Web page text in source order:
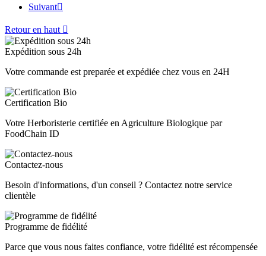
Suivant
Retour en haut 
Expédition sous 24h
Votre commande est preparée et expédiée chez vous en 24H
Certification Bio
Votre Herboristerie certifiée en Agriculture Biologique par
FoodChain ID
Contactez-nous
Besoin d'informations, d'un conseil ? Contactez notre service
clientèle
Programme de fidélité
Parce que vous nous faites confiance, votre fidélité est récompensée